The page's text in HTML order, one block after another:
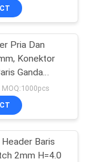
Pria Dan
Konektor
Ganda
Hitam
Baris
2mm H=4.0